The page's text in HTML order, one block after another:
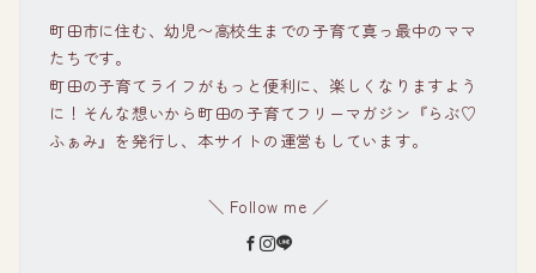
町田市に住む、幼児〜高校生までの子育て真っ最中のママ
たちです。
町田の子育てライフがもっと便利に、楽しくなりますよう
に！そんな想いから町田の子育てフリーマガジン『らぶ♡
ふぁみ』を発行し、本サイトの運営もしています。
＼ Follow me ／